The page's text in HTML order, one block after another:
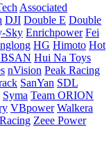
Associated
DJI Double E Double
Sky Enrichpower Fei
HG Himoto Hot
Hui Na Toys
nVision Peak Racing
SanYan SDL
Syma Team ORION
VBpower Walkera
Zeee Power